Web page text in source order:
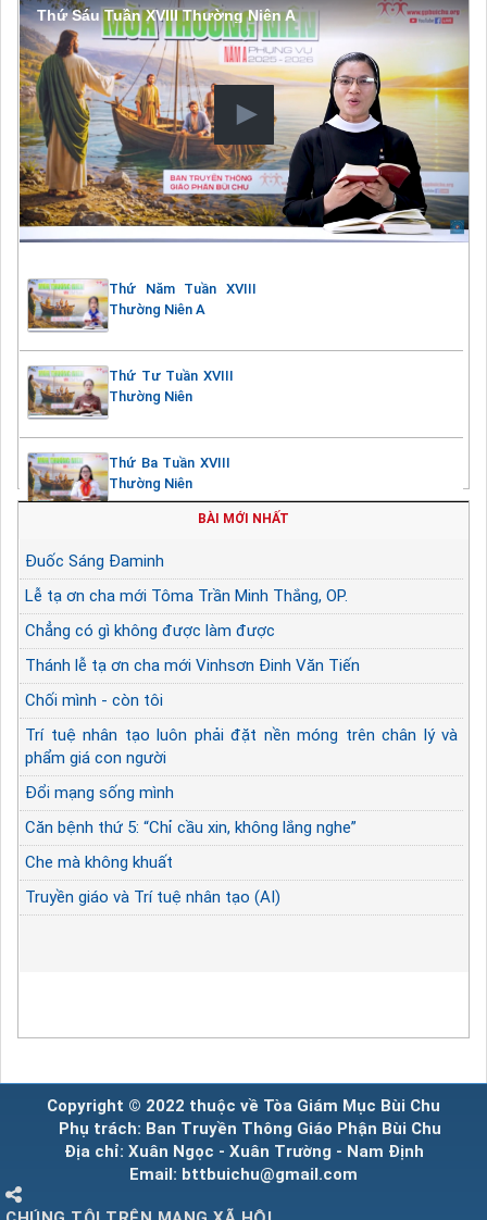
Thứ Sáu Tuần XVIII Thường Niên A
Thứ Năm Tuần XVIII
Thường Niên A
Thứ Tư Tuần XVIII
Thường Niên
Thứ Ba Tuần XVIII
Thường Niên
BÀI MỚI NHẤT
Đuốc Sáng Đaminh
Lễ tạ ơn cha mới Tôma Trần Minh Thắng, OP.
Chẳng có gì không được làm được
Thánh lễ tạ ơn cha mới Vinhsơn Đinh Văn Tiến
Chối mình - còn tôi
Trí tuệ nhân tạo luôn phải đặt nền móng trên chân lý và
phẩm giá con người
Đổi mạng sống mình
Căn bệnh thứ 5: “Chỉ cầu xin, không lắng nghe”
Che mà không khuất
Truyền giáo và Trí tuệ nhân tạo (AI)
Copyright © 2022 thuộc về Tòa Giám Mục Bùi Chu
Phụ trách: Ban Truyền Thông Giáo Phận Bùi Chu
Địa chỉ: Xuân Ngọc - Xuân Trường - Nam Định
Email: bttbuichu@gmail.com